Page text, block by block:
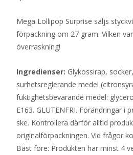
Mega Lollipop Surprise säljs
förpackning om 27 gram. Vilken
överraskning!
Ingredienser: Glykossirap,
surhetsreglerande medel
fuktighetsbevarande medel:
E163. GLUTENFRI. Förändringar i
ske. Kontrollera därför alltid
originalförpackningen. Vid frågor
Bäst före: Produkten har minst 4